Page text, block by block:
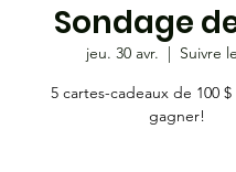
Sondage
jeu. 30 avr.
  |
Suivre
5 cartes-cadeaux de 100 $
gagner!